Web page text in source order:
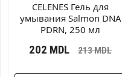
CELENES Гель для
умывания Salmon DNA
PDRN, 250 мл
202 MDL 213MDL